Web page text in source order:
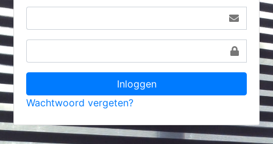
Inloggen
Wachtwoord vergeten?